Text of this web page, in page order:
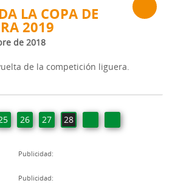
LA COPA DE
2019
de 2018
de la competición liguera.
26 27 28
Publicidad:
Publicidad: